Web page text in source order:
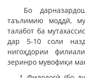
Бо
таълимию моддӣ,
талабот ба
дар 5-10 соли
нигоҳдории
зеринро мувофиқи